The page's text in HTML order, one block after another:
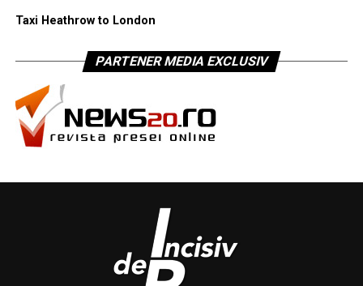
Taxi Heathrow to London
PARTENER MEDIA EXCLUSIV